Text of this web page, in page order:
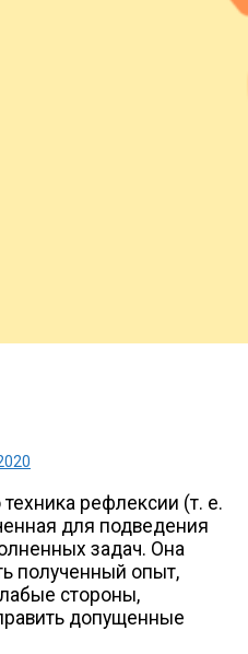
рефлексии (т. е.
для подведения
задач. Она
полученный опыт,
стороны,
допущенные